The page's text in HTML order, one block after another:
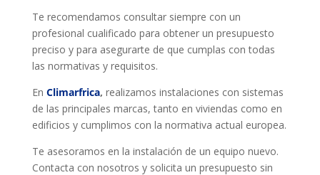
Te recomendamos consultar siempre con un
profesional cualificado para obtener un presupuesto
preciso y para asegurarte de que cumplas con todas
las normativas y requisitos.
En Climarfrica, realizamos instalaciones con sistemas
de las principales marcas, tanto en viviendas como en
edificios y cumplimos con la normativa actual europea.
Te asesoramos en la instalación de un equipo nuevo.
Contacta con nosotros y solicita un presupuesto sin